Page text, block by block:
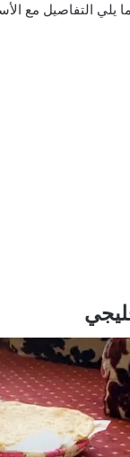
يلي التفاصيل مع